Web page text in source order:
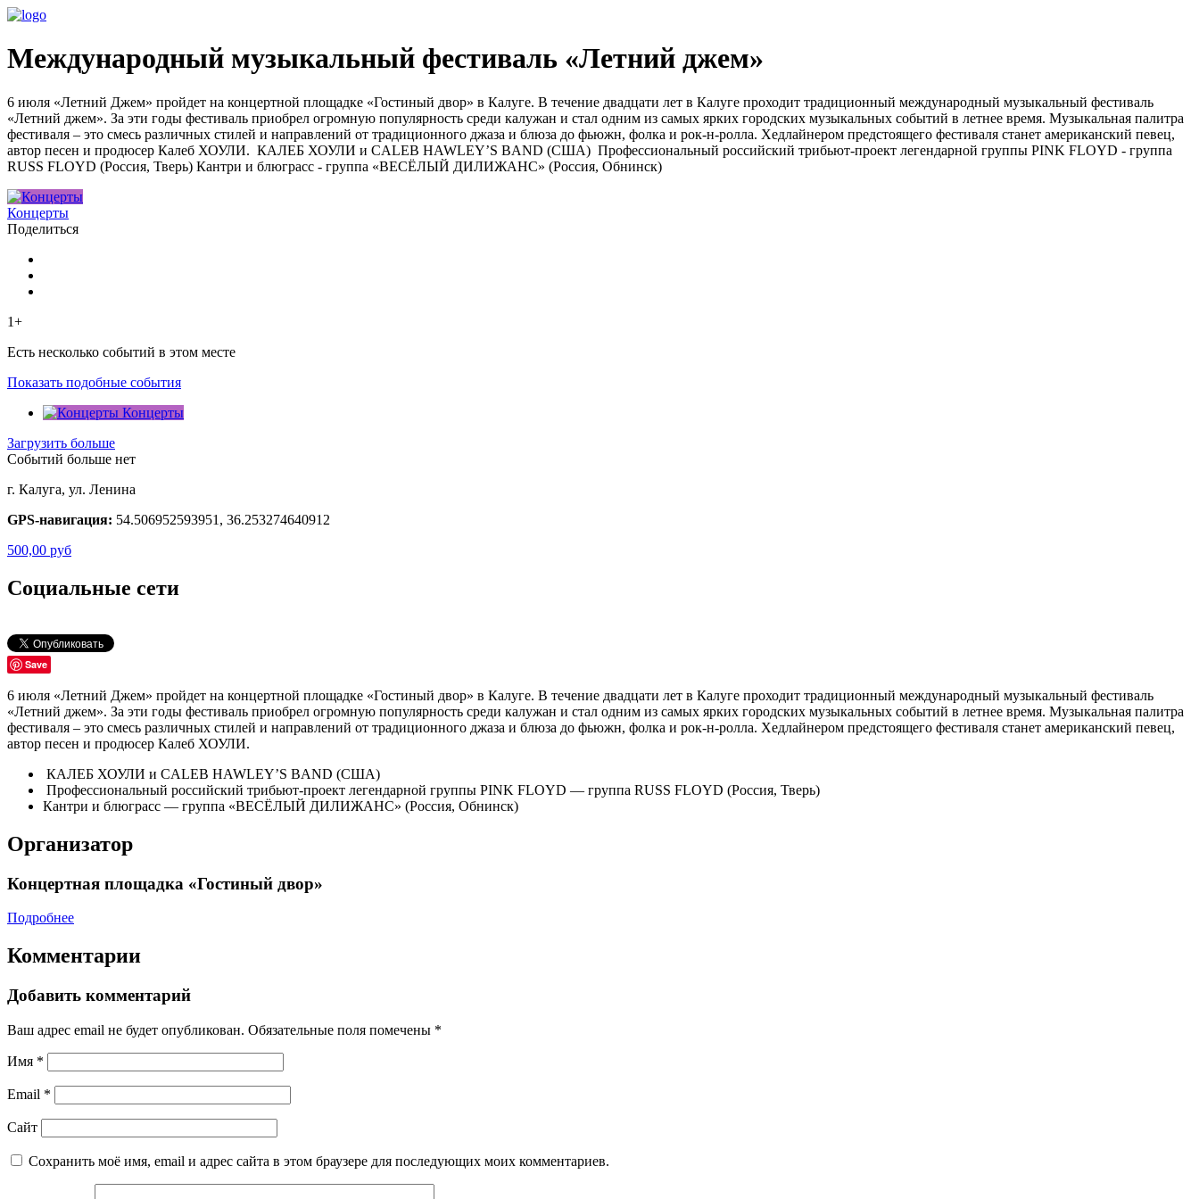
Международный музыкальный фестиваль «Летний джем»
6 июля «Летний Джем» пройдет на концертной площадке «Гостиный двор» в Калуге. В течение двадцати лет в Калуге проходит традиционный международный музыкальный фестиваль
«Летний джем». За эти годы фестиваль приобрел огромную популярность среди калужан и стал одним из самых ярких городских музыкальных событий в летнее время. Музыкальная палитра
фестиваля – это смесь различных стилей и направлений от традиционного джаза и блюза до фьюжн, фолка и рок-н-ролла. Хедлайнером предстоящего фестиваля станет американский певец,
автор песен и продюсер Калеб ХОУЛИ. КАЛЕБ ХОУЛИ и CALEB HAWLEY’S BAND (США) Профессиональный российский трибьют-проект легендарной группы PINK FLOYD - группа
RUSS FLOYD (Россия, Тверь) Кантри и блюграсс - группа «ВЕСЁЛЫЙ ДИЛИЖАНС» (Россия, Обнинск)
Концерты
Поделиться
1+
Есть несколько событий в этом месте
Показать подобные события
Концерты
Загрузить больше
Событий больше нет
г. Калуга, ул. Ленина
GPS-навигация: 54.506952593951, 36.253274640912
500,00 руб
Социальные сети
Save
6 июля «Летний Джем» пройдет на концертной площадке «Гостиный двор» в Калуге. В течение двадцати лет в Калуге проходит традиционный международный музыкальный фестиваль
«Летний джем». За эти годы фестиваль приобрел огромную популярность среди калужан и стал одним из самых ярких городских музыкальных событий в летнее время. Музыкальная палитра
фестиваля – это смесь различных стилей и направлений от традиционного джаза и блюза до фьюжн, фолка и рок-н-ролла. Хедлайнером предстоящего фестиваля станет американский певец,
автор песен и продюсер Калеб ХОУЛИ.
КАЛЕБ ХОУЛИ и CALEB HAWLEY’S BAND (США)
Профессиональный российский трибьют-проект легендарной группы PINK FLOYD — группа RUSS FLOYD (Россия, Тверь)
Кантри и блюграсс — группа «ВЕСЁЛЫЙ ДИЛИЖАНС» (Россия, Обнинск)
Организатор
Концертная площадка «Гостиный двор»
Подробнее
Комментарии
Добавить комментарий
Ваш адрес email не будет опубликован. Обязательные поля помечены *
Имя *
Email *
Сайт
Сохранить моё имя, email и адрес сайта в этом браузере для последующих моих комментариев.